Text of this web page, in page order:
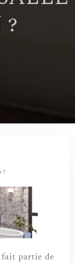
?
fait partie de